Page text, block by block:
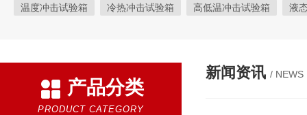
温度冲击试验箱 冷热冲击试验箱 高低温冲击试验箱 液
霉菌试验箱 应力筛选试验箱 IPX9K淋雨箱 温湿度检定箱
盐雾试验箱 老化试验箱
产品分类
PRODUCT CATEGORY
新闻资讯 / NEWS